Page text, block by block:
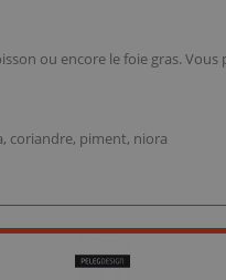
ou encore le foie gras.
coriandre, piment, niora